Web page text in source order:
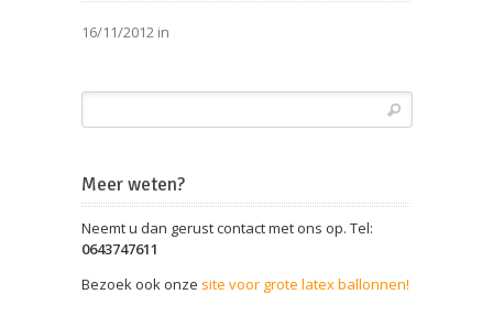
16/11/2012 in
Meer weten?
Neemt u dan gerust contact met ons op. Tel:
0643747611
Bezoek ook onze site voor grote latex ballonnen!